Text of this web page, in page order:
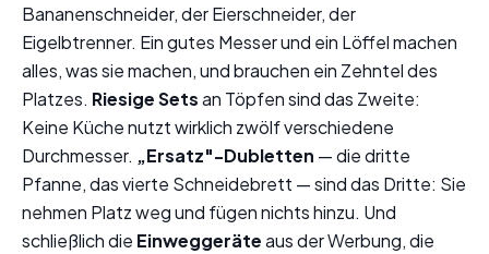
Bananenschneider, der Eierschneider, der
Eigelbtrenner. Ein gutes Messer und ein Löffel machen
alles, was sie machen, und brauchen ein Zehntel des
Platzes. Riesige Setsan Töpfen sind das Zweite:
Keine Küche nutzt wirklich zwölf verschiedene
Durchmesser. „Ersatz"-Dubletten — die dritte
Pfanne, das vierte Schneidebrett — sind das Dritte: Sie
nehmen Platz weg und fügen nichts hinzu. Und
schließlich die Einweggeräteaus der Werbung, die